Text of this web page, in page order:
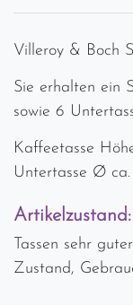
Villeroy & Boch
Sie erhalten ein
sowie 6
Kaffeetasse
Untertasse Ø ca.
Artikelzustand:
Tassen sehr
Zustand,